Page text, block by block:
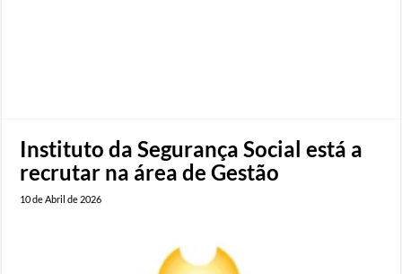
Instituto da Segurança Social está a
recrutar na área de Gestão
10 de Abril de 2026